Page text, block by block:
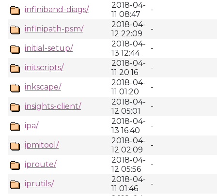
infiniband-diags/
2018-04-
11 08:47
-
infinipath-psm/
2018-04-
12 22:09
-
initial-setup/
2018-04-
13 12:44
-
initscripts/
2018-04-
11 20:16
-
inkscape/
2018-04-
11 01:20
-
insights-client/
2018-04-
12 05:01
-
ipa/
2018-04-
13 16:40
-
ipmitool/
2018-04-
12 02:09
-
iproute/
2018-04-
12 05:56
-
iprutils/
2018-04-
11 01:46
-